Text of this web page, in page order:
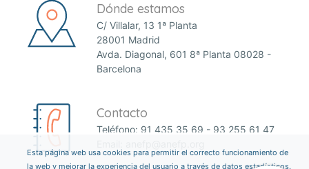
Dónde estamos
C/ Villalar, 13 1ª Planta
28001 Madrid
Avda. Diagonal, 601 8ª Planta 08028 -
Barcelona
Contacto
Teléfono: 91 435 35 69 - 93 255 61 47
Esta página web usa cookies para permitir el correcto funcionamiento de
la web y mejorar la experiencia del usuario a través de datos estadísticos.